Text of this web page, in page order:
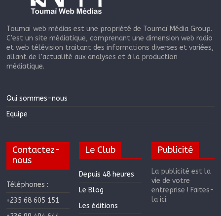
Toumaï web médias est une propriété de Toumaï Média Group.
C’est un site médiatique, comprenant une dimension web radio
et web télévision traitant des informations diverses et variées,
allant de l’actualité aux analyses et à la production
médiatique.
Qui sommes-nous
Equipe
Contactez-
nous
Téléphones :
+235 68 605 151
Le Club
Depuis 48 heures
Le Blog
Les éditions
Publicité
La publicité est la
vie de votre
entreprise ! Faites-
la ici.